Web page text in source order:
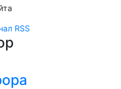
RSS